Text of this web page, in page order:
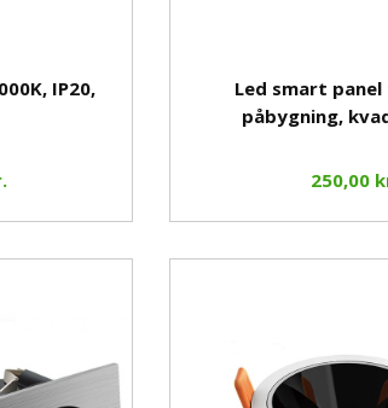
IP20,
Led smart
påbygning,
250,00